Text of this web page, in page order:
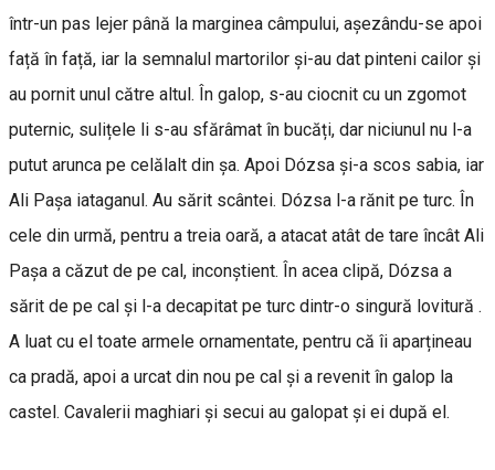
într-un pas lejer până la marginea câmpului, așezându-se apoi
față în față, iar la semnalul martorilor și-au dat pinteni cailor și
au pornit unul către altul. În galop, s-au ciocnit cu un zgomot
puternic, sulițele li s-au sfărâmat în bucăți, dar niciunul nu l-a
putut arunca pe celălalt din șa. Apoi Dózsa și-a scos sabia, iar
Ali Pașa iataganul. Au sărit scântei. Dózsa l-a rănit pe turc. În
cele din urmă, pentru a treia oară, a atacat atât de tare încât Ali
Pașa a căzut de pe cal, inconștient. În acea clipă, Dózsa a
sărit de pe cal și l-a decapitat pe turc dintr-o singură lovitură .
A luat cu el toate armele ornamentate, pentru că îi aparțineau
ca pradă, apoi a urcat din nou pe cal și a revenit în galop la
castel. Cavalerii maghiari și secui au galopat și ei după el.